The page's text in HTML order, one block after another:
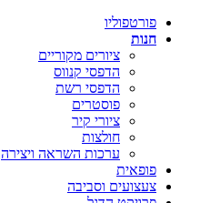
פורטפוליו
חנות
ציורים מקוריים
הדפסי קנווס
הדפסי רשת
פוסטרים
ציורי קיר
חולצות
ערכות השראה ויצירה
פופאית
צעצועים וסביבה